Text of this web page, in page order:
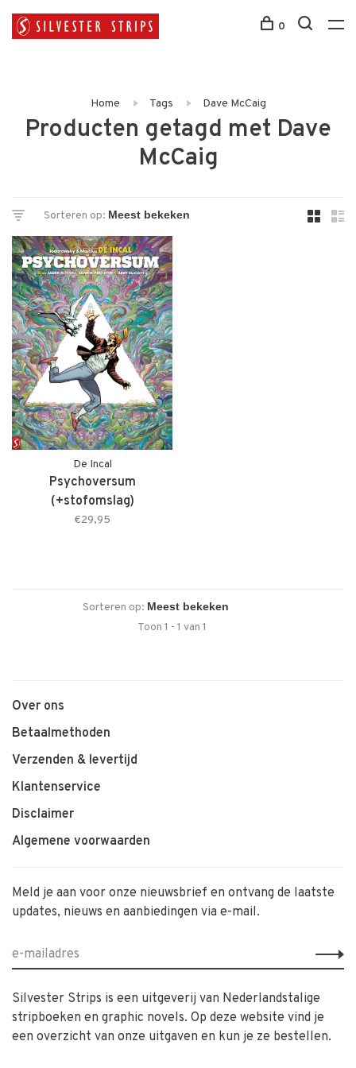
0
Home Tags Dave McCaig
Producten getagd met Dave
McCaig
Sorteren op:
De Incal
Psychoversum
(+stofomslag)
€29,95
Sorteren op:
Toon 1 - 1 van 1
Over ons
Betaalmethoden
Verzenden & levertijd
Klantenservice
Disclaimer
Algemene voorwaarden
Meld je aan voor onze nieuwsbrief en ontvang de laatste
updates, nieuws en aanbiedingen via e-mail.
Silvester Strips is een uitgeverij van Nederlandstalige
stripboeken en graphic novels. Op deze website vind je
een overzicht van onze uitgaven en kun je ze bestellen.